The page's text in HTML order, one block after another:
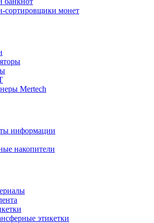
сортировщики монет
Mertech
информации
накопители
этикетки